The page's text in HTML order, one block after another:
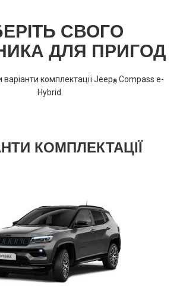
СВОГО
ДЛЯ ПРИГОД
варіанти комплектації Jeep®Compass e-
Hybrid.
КОМПЛЕКТАЦІЇ